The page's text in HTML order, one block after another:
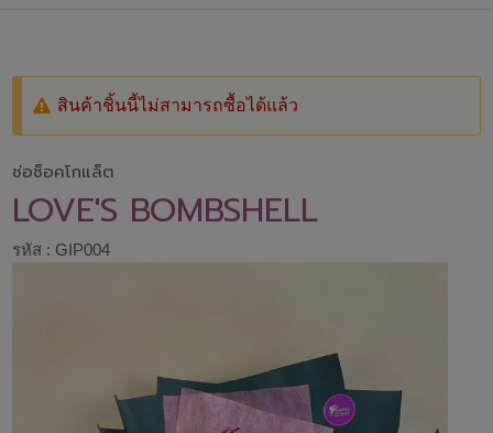
สินค้าชิ้นนี้ไม่สามารถซื้อได้แล้ว
ช่อช็อคโกแล็ต
LOVE'S BOMBSHELL
รหัส : GIP004